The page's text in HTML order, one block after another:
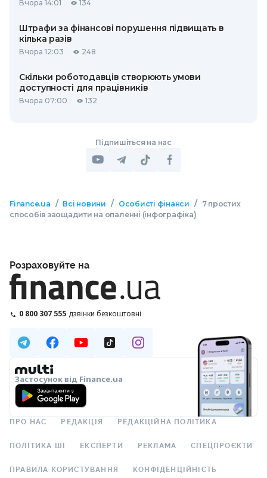
Вчора 14:01 134
Штрафи за фінансові порушення підвищать в
кілька разів
Вчора 12:03 248
Скільки роботодавців створюють умови
доступності для працівників
Вчора 07:00 132
Підпишіться на нас
Finance.ua / Всі новини / Особисті фінанси /
7 простих
способів заощадити на опаленні (інфографіка)
Розраховуйте на
0 800 307 555 дзвінки безкоштовні
Застосунок від Finance.ua
ПРО НАС РЕДАКЦІЯ РЕДАКЦІЙНА ПОЛІТИКА
ПОЛІТИКА ШІ ЕКСПЕРТИ РЕКЛАМА СПЕЦПРОЄКТИ
ПРАВИЛА КОРИСТУВАННЯ КОНФІДЕНЦІЙНІСТЬ